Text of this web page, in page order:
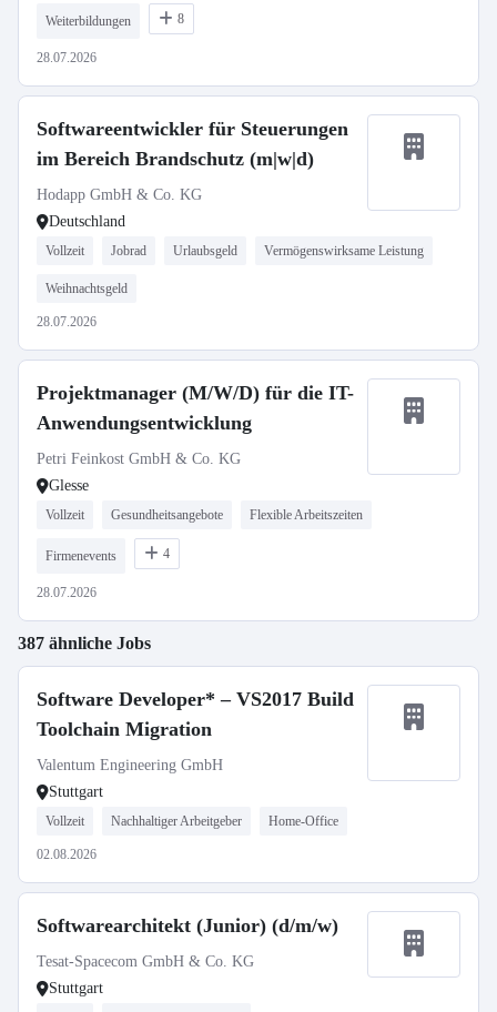
Weiterbildungen 8
28.07.2026
Softwareentwickler für Steuerungen
im Bereich Brandschutz (m|w|d)
Hodapp GmbH & Co. KG
Deutschland
Vollzeit Jobrad Urlaubsgeld Vermögenswirksame Leistung
Weihnachtsgeld
28.07.2026
Projektmanager (M/W/D) für die IT-
Anwendungsentwicklung
Petri Feinkost GmbH & Co. KG
Glesse
Vollzeit Gesundheitsangebote Flexible Arbeitszeiten
Firmenevents 4
28.07.2026
387 ähnliche Jobs
Software Developer* – VS2017 Build
Toolchain Migration
Valentum Engineering GmbH
Stuttgart
Vollzeit Nachhaltiger Arbeitgeber Home-Office
02.08.2026
Softwarearchitekt (Junior) (d/m/w)
Tesat-Spacecom GmbH & Co. KG
Stuttgart